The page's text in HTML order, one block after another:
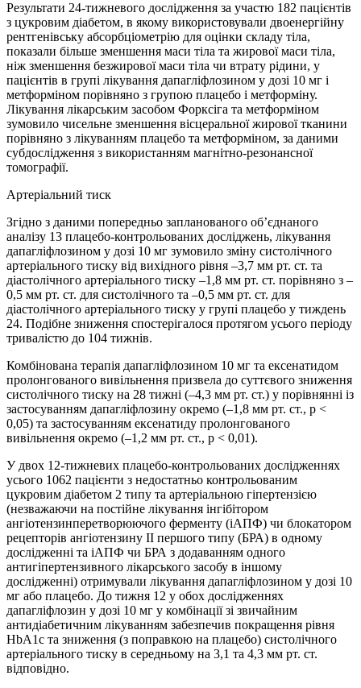
Результати 24-тижневого дослідження за участю 182 пацієнтів
з цукровим діабетом, в якому використовували двоенергійну
рентгенівську абсорбціометрію для оцінки складу тіла,
показали більше зменшення маси тіла та жирової маси тіла,
ніж зменшення безжирової маси тіла чи втрату рідини, у
пацієнтів в групі лікування дапагліфлозином у дозі 10 мг і
метформіном порівняно з групою плацебо і метформіну.
Лікування лікарським засобом Форксіга та метформіном
зумовило чисельне зменшення вісцеральної жирової тканини
порівняно з лікуванням плацебо та метформіном, за даними
субдослідження з використанням магнітно-резонансної
томографії.
Артеріальний тиск
Згідно з даними попередньо запланованого об’єднаного
аналізу 13 плацебо-контрольованих досліджень, лікування
дапагліфлозином у дозі 10 мг зумовило зміну систолічного
артеріального тиску від вихідного рівня –3,7 мм рт. ст. та
діастолічного артеріального тиску –1,8 мм рт. ст. порівняно з –
0,5 мм рт. ст. для систолічного та –0,5 мм рт. ст. для
діастолічного артеріального тиску у групі плацебо у тиждень
24. Подібне зниження спостерігалося протягом усього періоду
тривалістю до 104 тижнів.
Комбінована терапія дапагліфлозином 10 мг та ексенатидом
пролонгованого вивільнення призвела до суттєвого зниження
систолічного тиску на 28 тижні (–4,3 мм рт. ст.) у порівнянні із
застосуванням дапагліфлозину окремо (–1,8 мм рт. ст., р <
0,05) та застосуванням ексенатиду пролонгованого
вивільнення окремо (–1,2 мм рт. ст., р < 0,01).
У двох 12-тижневих плацебо-контрольованих дослідженнях
усього 1062 пацієнти з недостатньо контрольованим
цукровим діабетом 2 типу та артеріальною гіпертензією
(незважаючи на постійне лікування інгібітором
ангіотензинперетворюючого ферменту (іАПФ) чи блокатором
рецепторів ангіотензину ІІ першого типу (БРА) в одному
дослідженні та іАПФ чи БРА з додаванням одного
антигіпертензивного лікарського засобу в іншому
дослідженні) отримували лікування дапагліфлозином у дозі 10
мг або плацебо. До тижня 12 у обох дослідженнях
дапагліфлозин у дозі 10 мг у комбінації зі звичайним
антидіабетичним лікуванням забезпечив покращення рівня
HbA1c та зниження (з поправкою на плацебо) систолічного
артеріального тиску в середньому на 3,1 та 4,3 мм рт. ст.
відповідно.